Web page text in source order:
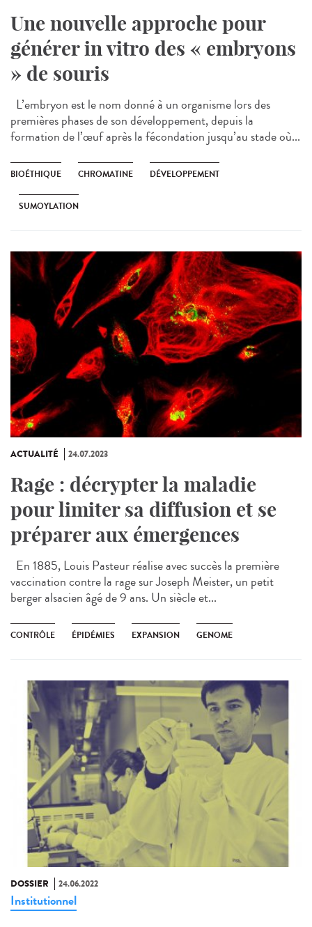
Une nouvelle approche pour
générer in vitro des « embryons
» de souris
L’embryon est le nom donné à un organisme lors des
premières phases de son développement, depuis la
formation de l’œuf après la fécondation jusqu’au stade où...
BIOÉTHIQUE CHROMATINE DÉVELOPPEMENT
SUMOYLATION
ACTUALITÉ 24.07.2023
Rage : décrypter la maladie
pour limiter sa diffusion et se
préparer aux émergences
En 1885, Louis Pasteur réalise avec succès la première
vaccination contre la rage sur Joseph Meister, un petit
berger alsacien âgé de 9 ans. Un siècle et...
CONTRÔLE ÉPIDÉMIES EXPANSION GENOME
DOSSIER 24.06.2022
Institutionnel